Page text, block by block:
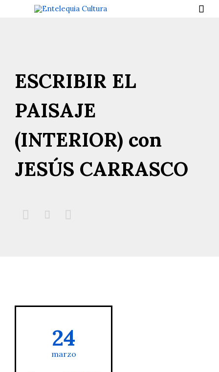

ESCRIBIR EL
PAISAJE
(INTERIOR) con
JESÚS CARRASCO
  
24
marzo